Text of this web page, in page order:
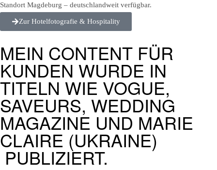
Standort Magdeburg – deutschlandweit verfügbar.
Zur Hotelfotografie & Hospitality
MEIN CONTENT FÜR
KUNDEN WURDE IN
TITELN WIE VOGUE,
SAVEURS, WEDDING
MAGAZINE UND MARIE
CLAIRE (UKRAINE)
PUBLIZIERT.